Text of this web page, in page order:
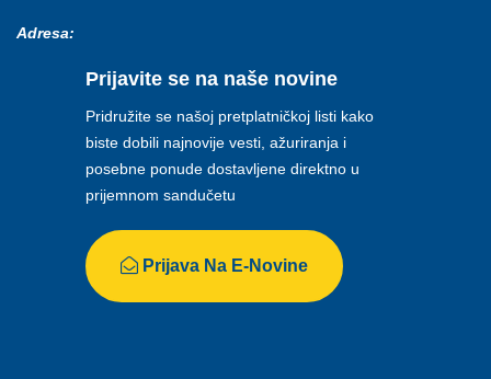
Adresa:
Prijavite se na naše novine
Pridružite se našoj pretplatničkoj listi kako
biste dobili najnovije vesti, ažuriranja i
posebne ponude dostavljene direktno u
prijemnom sandučetu
Prijava Na E-Novine